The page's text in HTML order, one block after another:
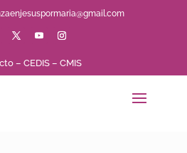
–CEDIS –CMIS